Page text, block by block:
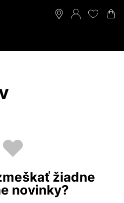
žiadne
novinky?